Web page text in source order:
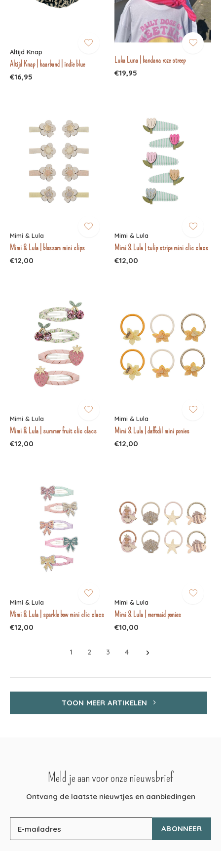
Altijd Knap
Altijd Knap | haarband | indie blue
€16,95
Luka Luna | bandana roze streep
€19,95
Mimi & Lula
Mimi & Lula | blossom mini clips
€12,00
Mimi & Lula
Mimi & Lula | tulip stripe mini clic clacs
€12,00
Mimi & Lula
Mimi & Lula | summer fruit clic clacs
€12,00
Mimi & Lula
Mimi & Lula | daffodil mini ponies
€12,00
Mimi & Lula
Mimi & Lula | sparkle bow mini clic clacs
€12,00
Mimi & Lula
Mimi & Lula | mermaid ponies
€10,00
1 2 3 4
TOON MEER ARTIKELEN
Meld je aan voor onze nieuwsbrief
Ontvang de laatste nieuwtjes en aanbiedingen
ABONNEER